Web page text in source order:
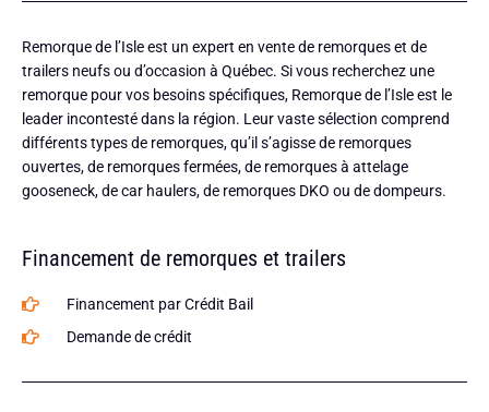
Remorque de l’Isle est un expert en vente de remorques et de
trailers neufs ou d’occasion à Québec. Si vous recherchez une
remorque pour vos besoins spécifiques, Remorque de l’Isle est le
leader incontesté dans la région. Leur vaste sélection comprend
différents types de remorques, qu’il s’agisse de remorques
ouvertes, de remorques fermées, de remorques à attelage
gooseneck, de car haulers, de remorques DKO ou de dompeurs.
Financement de remorques et trailers
Financement par Crédit Bail
Demande de crédit